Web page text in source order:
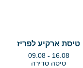
טיסת ארקיע לפריז
בין
התאריכים,
09.08 - 16.08
טיסה סדירה